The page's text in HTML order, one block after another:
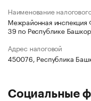
Наименование
Межрайонная
39 по Республике
Адрес налоговой
450076, Республика
Социальные